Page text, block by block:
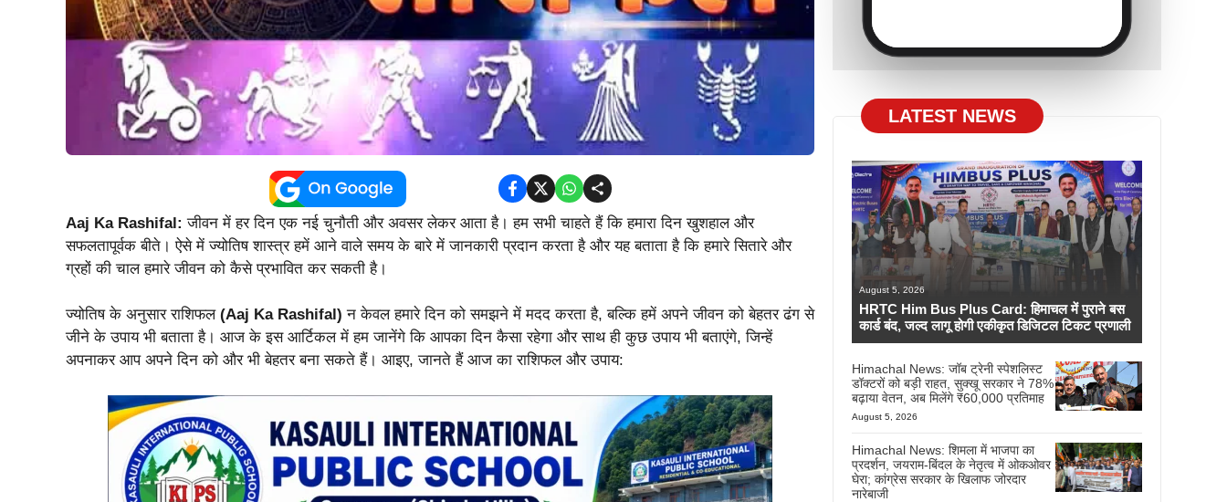
Aaj Ka Rashifal: जीवन में हर दिन एक नई चुनौती और अवसर लेकर आता है। हम सभी चाहते हैं कि हमारा दिन खुशहाल और
सफलतापूर्वक बीते। ऐसे में ज्योतिष शास्त्र हमें आने वाले समय के बारे में जानकारी प्रदान करता है और यह बताता है कि हमारे सितारे और
ग्रहों की चाल हमारे जीवन को कैसे प्रभावित कर सकती है।
ज्योतिष के अनुसार राशिफल (Aaj Ka Rashifal)न केवल हमारे दिन को समझने में मदद करता है, बल्कि हमें अपने जीवन को बेहतर ढंग से
जीने के उपाय भी बताता है। आज के इस आर्टिकल में हम जानेंगे कि आपका दिन कैसा रहेगा और साथ ही कुछ उपाय भी बताएंगे, जिन्हें
अपनाकर आप अपने दिन को और भी बेहतर बना सकते हैं। आइए, जानते हैं आज का राशिफल और उपाय:
LATEST NEWS
August 5, 2026
HRTC Him Bus Plus Card: हिमाचल में पुराने बस
कार्ड बंद, जल्द लागू होगी एकीकृत डिजिटल टिकट प्रणाली
Himachal News: जॉब ट्रेनी स्पेशलिस्ट
डॉक्टरों को बड़ी राहत, सुक्खू सरकार ने 78%
बढ़ाया वेतन, अब मिलेंगे ₹60,000 प्रतिमाह
August 5, 2026
Himachal News: शिमला में भाजपा का
प्रदर्शन, जयराम-बिंदल के नेतृत्व में ओकओवर
घेरा; कांग्रेस सरकार के खिलाफ जोरदार
नारेबाजी